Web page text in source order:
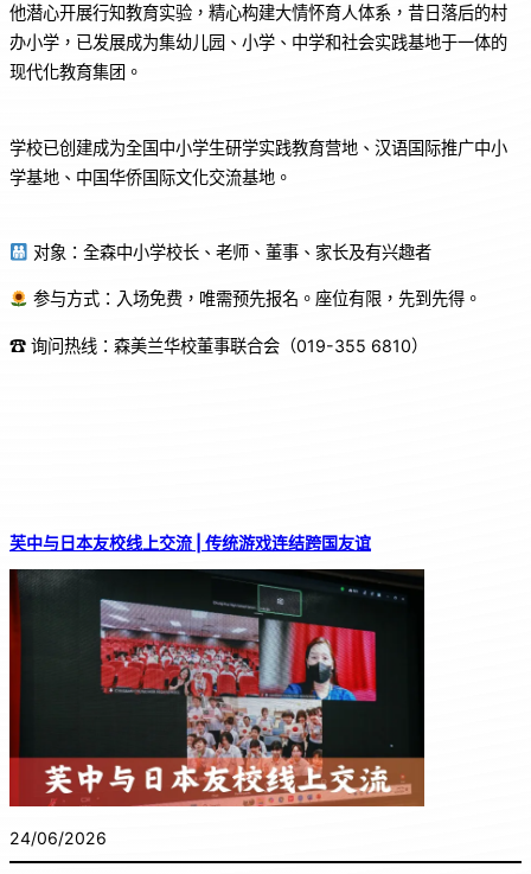
他潜心开展行知教育实验，精心构建大情怀育人体系，昔日落后的村
办小学，已发展成为集幼儿园、小学、中学和社会实践基地于一体的
现代化教育集团。
学校已创建成为全国中小学生研学实践教育营地、汉语国际推广中小
学基地、中国华侨国际文化交流基地。
对象：全森中小学校长、老师、董事、家长及有兴趣者
参与方式：入场免费，唯需预先报名。座位有限，先到先得。
☎ 询问热线：森美兰华校董事联合会（019-355 6810）
芙中与日本友校线上交流 | 传统游戏连结跨国友谊
24/06/2026